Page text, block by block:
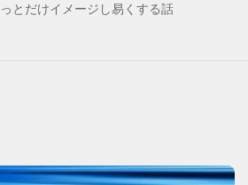
とだけイメージし易くする話